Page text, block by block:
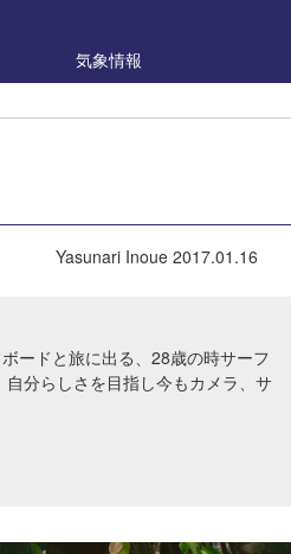
気象情報
Yasunari Inoue 2017.01.16
ードと旅に出る、28歳の時サーフ
分らしさを目指し今もカメラ、サ